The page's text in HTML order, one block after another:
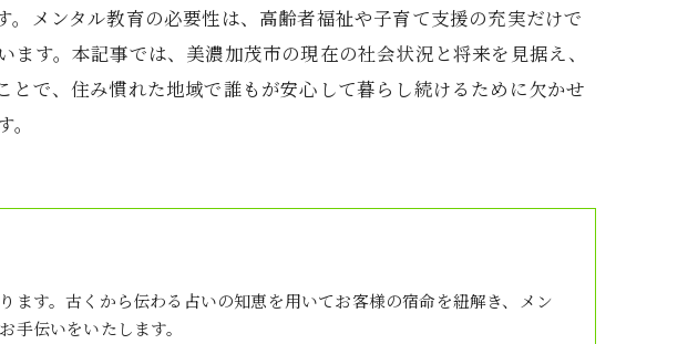
メンタル教育の必要性は、高齢者福祉や子育て支援の充実だけで
す。本記事では、美濃加茂市の現在の社会状況と将来を見据え、
で、住み慣れた地域で誰もが安心して暮らし続けるために欠かせ
す。古くから伝わる占いの知恵を用いてお客様の宿命を紐解き、メン
伝いをいたします。